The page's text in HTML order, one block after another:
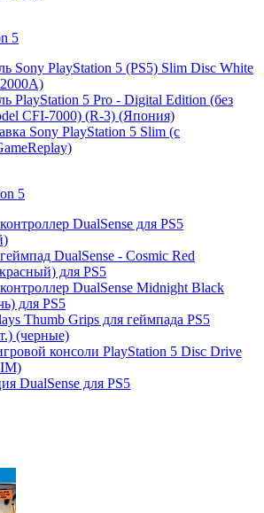
5
Sony PlayStation 5 (PS5) Slim Disc White
PlayStation 5 Pro - Digital Edition (без
CFI-7000) (R-3) (Япония)
Sony PlayStation 5 Slim (с
5
DualSense для PS5
DualSense - Cosmic Red
для PS5
DualSense Midnight Black
для PS5
Thumb Grips для геймпада PS5
(черные)
консоли PlayStation 5 Disc Drive
DualSense для PS5